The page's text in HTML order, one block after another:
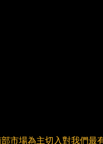
市場為主切入對我們最